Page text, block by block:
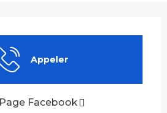
Appeler
Page Facebook